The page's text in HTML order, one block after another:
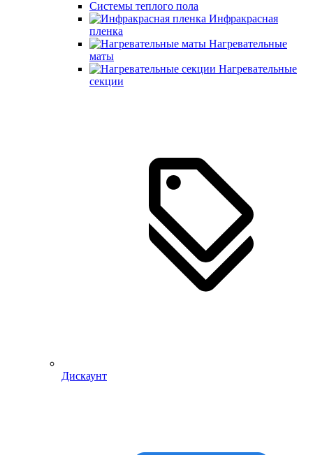
Системы теплого пола
Инфракрасная
пленка
Нагревательные
маты
Нагревательные
секции
Дискаунт